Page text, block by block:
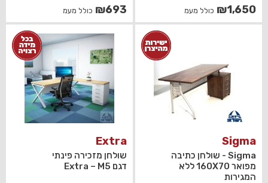
₪1,650 כולל מעמ ₪693 כולל מעמ
Sigma
Sigma - שולחן כתיבה
מפואר 160X70 ללא
המגירות
Extra
שולחן מזכירה פינתי
דגם Extra – M5